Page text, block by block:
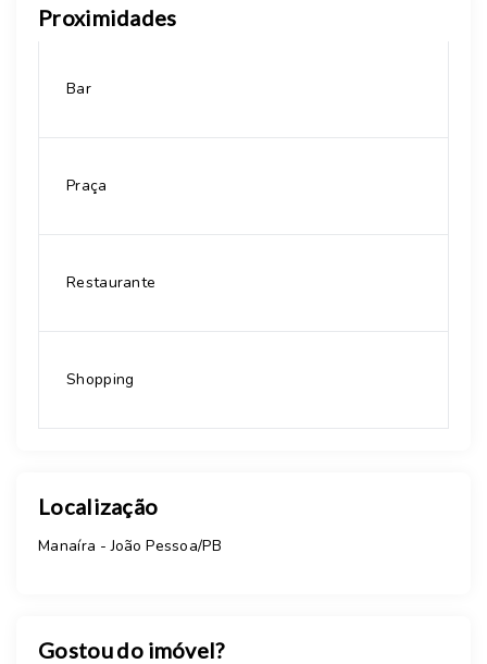
Proximidades
Bar
Praça
Restaurante
Shopping
Localização
Manaíra - João Pessoa/PB
Gostou do imóvel?